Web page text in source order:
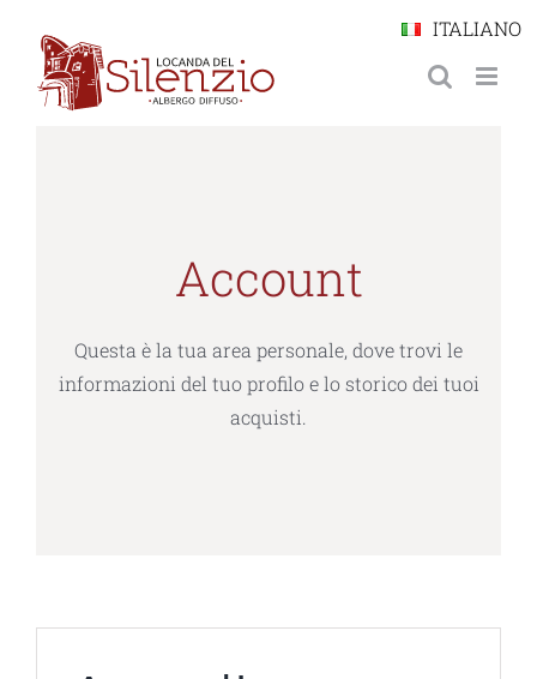
contenuto
ITALIANO
Account
Questa è la tua area personale, dove trovi le
informazioni del tuo profilo e lo storico dei tuoi
acquisti.